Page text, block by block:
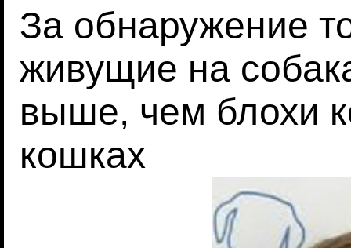
За обнаружение
живущие на
выше, чем блохи
кошках